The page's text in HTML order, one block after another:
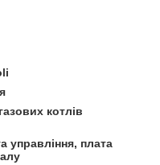
котлів
управління, плата